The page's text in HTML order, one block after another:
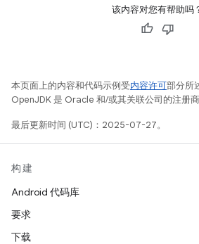
该内容对您有帮助吗
本页面上的内容和代码示例受内容许可部分所
OpenJDK 是 Oracle 和/或其关联公司的注册商
最后更新时间 (UTC)：2025-07-27。
构建
Android 代码库
要求
下载